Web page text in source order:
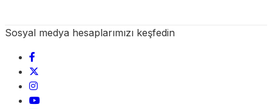
Sosyal medya hesaplarımızı keşfedin